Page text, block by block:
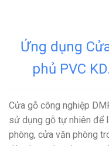
Ứng dụng
phủ PVC
Cửa gỗ công nghiệp
sử dụng gỗ tự nhiên để
phòng, cửa văn phòng